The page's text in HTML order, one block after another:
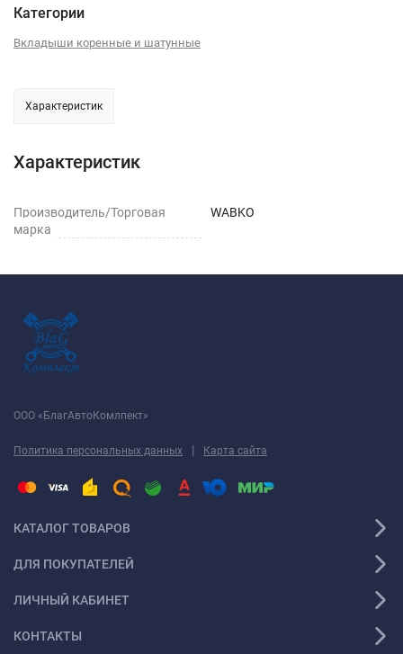
Категории
Вкладыши коренные и шатунные
Характеристик
Характеристик
Производитель/Торговая
марка
WABKO
ООО «БлагАвтоКомлпект»
Политика персональных данных | Карта сайта
КАТАЛОГ ТОВАРОВ
ДЛЯ ПОКУПАТЕЛЕЙ
ЛИЧНЫЙ КАБИНЕТ
КОНТАКТЫ